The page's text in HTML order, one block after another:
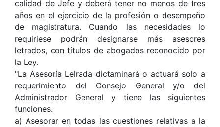
calidad de Jefe y deberá tener no menos de tres
años en el ejercicio de la profesión o desempeño
de magistratura. Cuando las necesidades lo
requiriese podrán designarse más asesores
letrados, con títulos de abogados reconocido por
la Ley.
"La Asesoría Lelrada dictaminará o actuará solo a
requerimiento del Consejo General y/o del
Administrador General y tiene las siguientes
funciones.
a) Asesorar en todas las cuestiones relativas a la